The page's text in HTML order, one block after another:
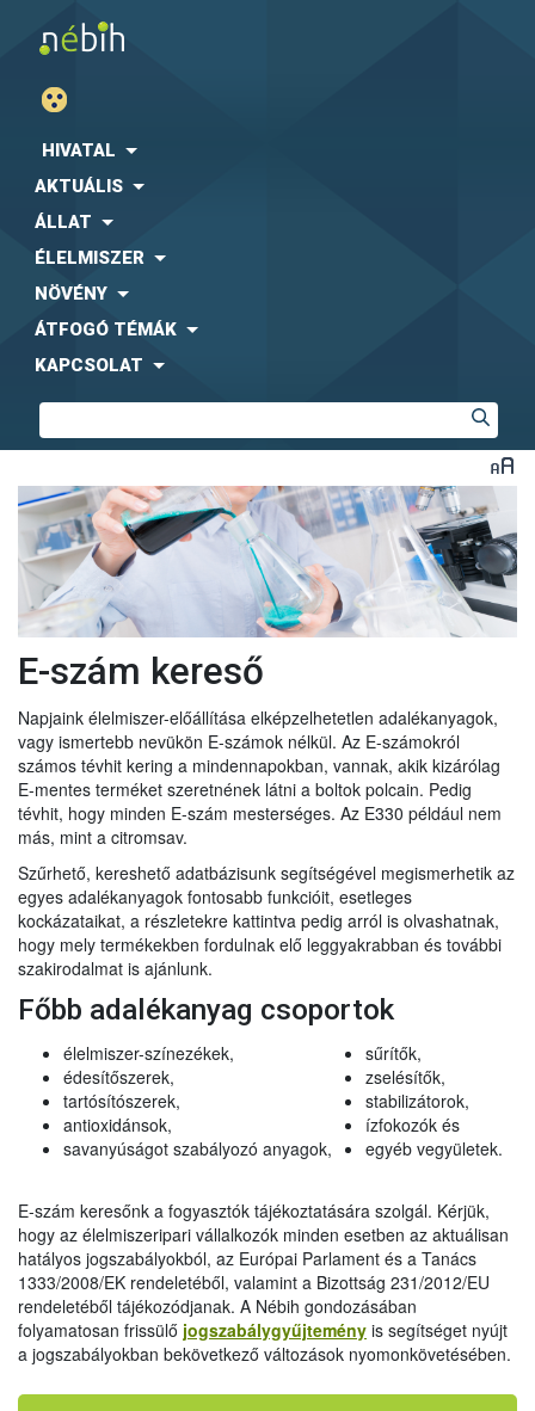
HIVATAL
AKTUÁLIS
ÁLLAT
ÉLELMISZER
NÖVÉNY
ÁTFOGÓ TÉMÁK
KAPCSOLAT
E-szám kereső
Napjaink élelmiszer-előállítása elképzelhetetlen adalékanyagok,
vagy ismertebb nevükön E-számok nélkül. Az E-számokról
számos tévhit kering a mindennapokban, vannak, akik kizárólag
E-mentes terméket szeretnének látni a boltok polcain. Pedig
tévhit, hogy minden E-szám mesterséges. Az E330 például nem
más, mint a citromsav.
Szűrhető, kereshető adatbázisunk segítségével megismerhetik az
egyes adalékanyagok fontosabb funkcióit, esetleges
kockázataikat, a részletekre kattintva pedig arról is olvashatnak,
hogy mely termékekben fordulnak elő leggyakrabban és további
szakirodalmat is ajánlunk.
Főbb adalékanyag csoportok
élelmiszer-színezékek,
édesítőszerek,
tartósítószerek,
antioxidánsok,
savanyúságot szabályozó anyagok,
sűrítők,
zselésítők,
stabilizátorok,
ízfokozók és
egyéb vegyületek.
E-szám keresőnk a fogyasztók tájékoztatására szolgál. Kérjük,
hogy az élelmiszeripari vállalkozók minden esetben az aktuálisan
hatályos jogszabályokból, az Európai Parlament és a Tanács
1333/2008/EK rendeletéből, valamint a Bizottság 231/2012/EU
rendeletéből tájékozódjanak. A Nébih gondozásában
folyamatosan frissülő jogszabálygyűjtemény is segítséget nyújt
a jogszabályokban bekövetkező változások nyomonkövetésében.